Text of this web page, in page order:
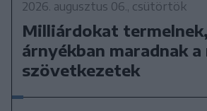
2026. augusztus 06., csütörtök
Milliárdokat
árnyékban maradnak
szövetkezetek